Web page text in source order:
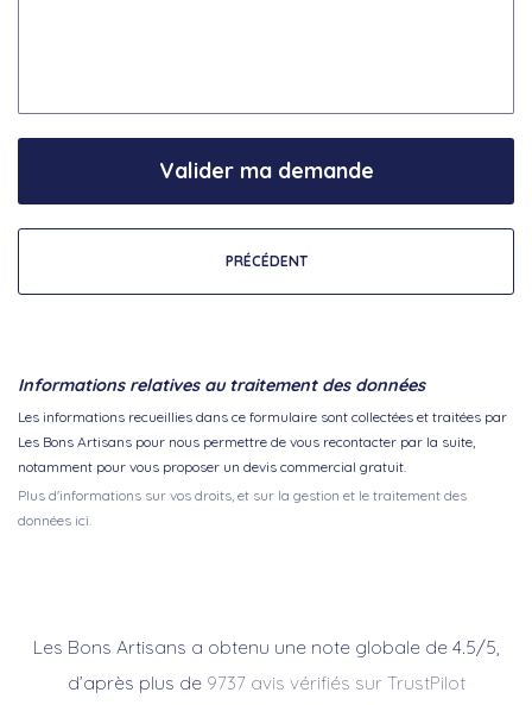
PRÉCÉDENT
Valider ma demande
Informations relatives au traitement des données
Les informations recueillies dans ce formulaire sont collectées et traitées par
Les Bons Artisans pour nous permettre de vous recontacter par la suite,
notamment pour vous proposer un devis commercial gratuit.
Plus d'informations sur vos droits, et sur la gestion et le traitement des
données ici.
Les Bons Artisans a obtenu une note globale de 4.5/5,
d’après plus de 9737 avis vérifiés sur TrustPilot